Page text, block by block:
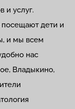
и услуг.
посещают дети и
и мы всем
нас
Владыкино,